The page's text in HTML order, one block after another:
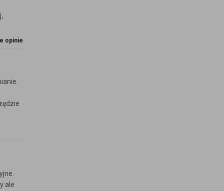
.
opinie
ale